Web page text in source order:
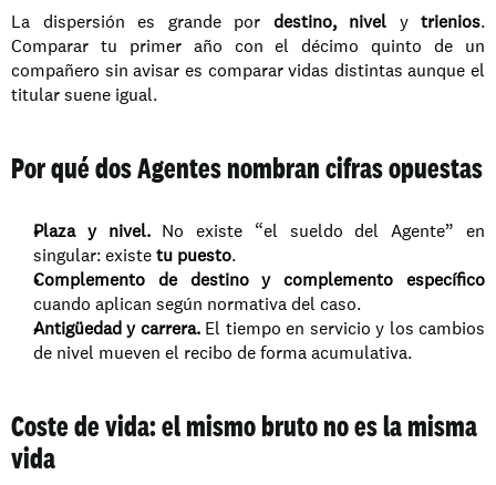
La dispersión es grande por destino, nivel y trienios.
Comparar tu primer año con el décimo quinto de un
compañero sin avisar es comparar vidas distintas aunque el
titular suene igual.
Por qué dos Agentes nombran cifras opuestas
Plaza y nivel. No existe “el sueldo del Agente” en
singular: existe tu puesto.
Complemento de destino y complemento específico
cuando aplican según normativa del caso.
Antigüedad y carrera. El tiempo en servicio y los cambios
de nivel mueven el recibo de forma acumulativa.
Coste de vida: el mismo bruto no es la misma
vida